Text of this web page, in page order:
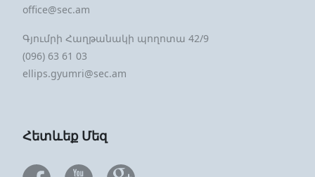
office@sec.am
Գյումրի Հաղթանակի պողոտա 42/9
(096) 63 61 03
ellips.gyumri@sec.am
Հետևեք Մեզ